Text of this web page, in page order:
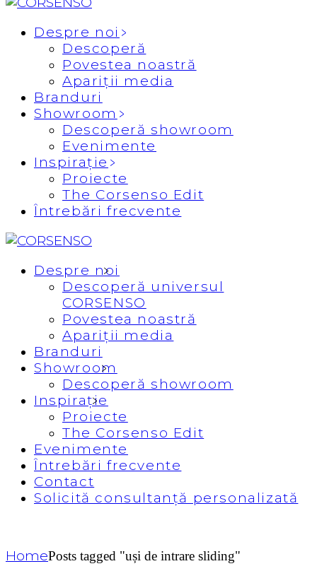
Despre noi
Descoperă
Povestea noastră
Apariții media
Branduri
Showroom
Descoperă showroom
Evenimente
Inspirație
Proiecte
The Corsenso Edit
Întrebări frecvente
Despre noi
Descoperă universul
CORSENSO
Povestea noastră
Apariții media
Branduri
Showroom
Descoperă showroom
Inspirație
Proiecte
The Corsenso Edit
Evenimente
Întrebări frecvente
Contact
Solicită consultanță personalizată
HomePosts tagged "uși de intrare sliding"